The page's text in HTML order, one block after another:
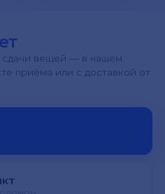
сдачи вещей — в нашем
приёма или с доставкой от